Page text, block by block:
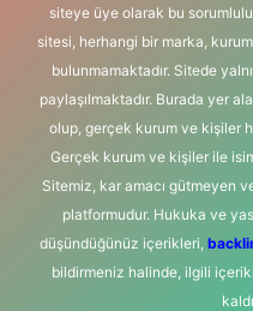
siteye üye olarak bu
sitesi, herhangi bir marka,
bulunmamaktadır. Sitede
paylaşılmaktadır. Burada yer
olup, gerçek kurum ve kişiler
Gerçek kurum ve kişiler ile
Sitemiz, kar amacı gütmeyen
platformudur. Hukuka ve
düşündüğünüz içerikleri,
bildirmeniz halinde, ilgili